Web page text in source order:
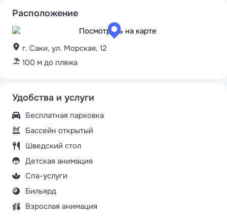
Расположение
г. Саки, ул. Морская, 12
100 м до пляжа
Удобства и услуги
Бесплатная парковка
Бассейн открытый
Шведский стол
Детская анимация
Спа-услуги
Бильярд
Взрослая анимация